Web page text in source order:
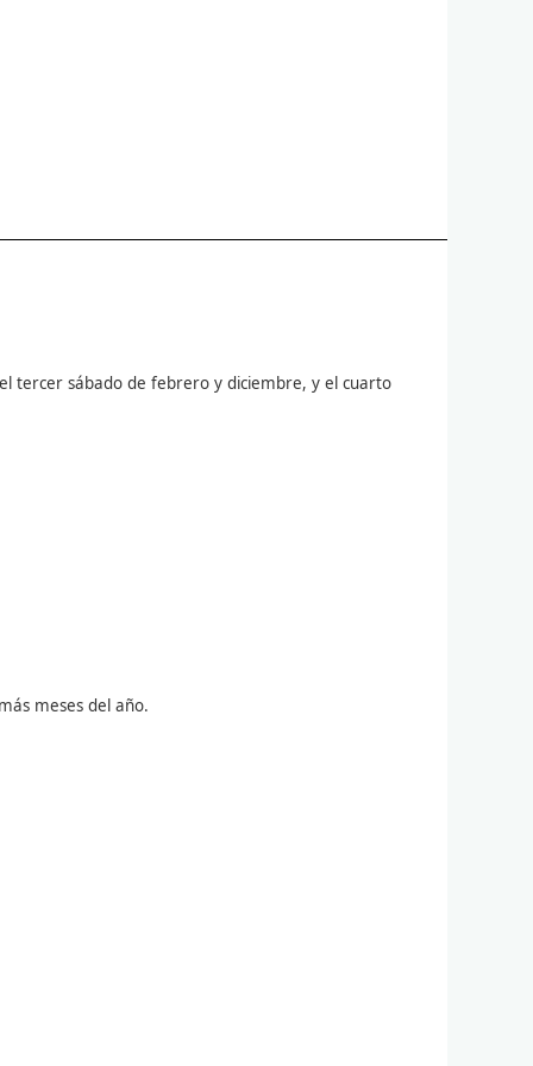
tercer sábado de febrero y diciembre, y el cuarto
meses del año.